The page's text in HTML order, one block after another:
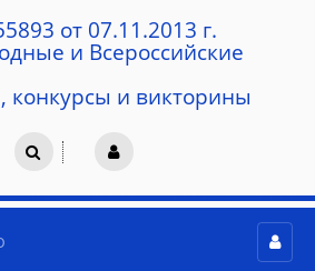
от 07.11.2013 г.
и Всероссийские
конкурсы и викторины